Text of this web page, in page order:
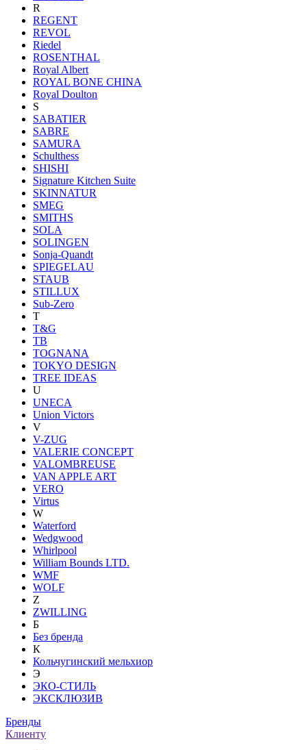
R
REGENT
REVOL
Riedel
ROSENTHAL
Royal Albert
ROYAL BONE CHINA
Royal Doulton
S
SABATIER
SABRE
SAMURA
Schulthess
SHISHI
Signature Kitchen Suite
SKINNATUR
SMEG
SMITHS
SOLA
SOLINGEN
Sonja-Quandt
SPIEGELAU
STAUB
STILLUX
Sub-Zero
T
T&G
TB
TOGNANA
TOKYO DESIGN
TREE IDEAS
U
UNECA
Union Victors
V
V-ZUG
VALERIE CONCEPT
VALOMBREUSE
VAN APPLE ART
VERO
Virtus
W
Waterford
Wedgwood
Whirlpool
William Bounds LTD.
WMF
WOLF
Z
ZWILLING
Б
Без бренда
К
Кольчугинский мельхиор
Э
ЭКО-СТИЛЬ
ЭКСКЛЮЗИВ
Бренды
Клиенту